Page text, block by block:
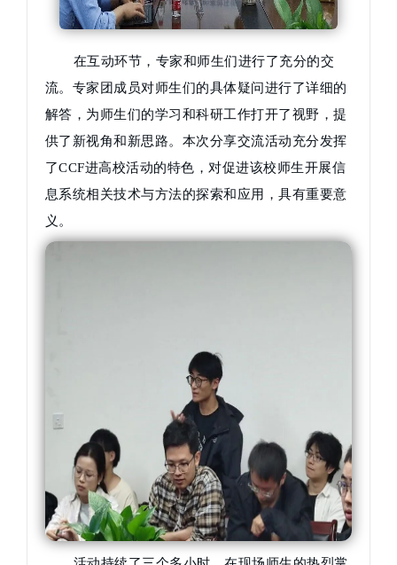
在互动环节，专家和师生们进行了充分的交
流。专家团成员对师生们的具体疑问进行了详细的
解答，为师生们的学习和科研工作打开了视野，提
供了新视角和新思路。本次分享交流活动充分发挥
了CCF进高校活动的特色，对促进该校师生开展信
息系统相关技术与方法的探索和应用，具有重要意
义。